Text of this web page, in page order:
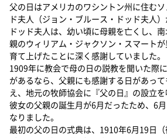
父の日はアメリカのワシントン州に住む
ド夫人（ジョン・ブルース・ドッド夫人）
ドッド夫人は、幼い頃に母親を亡くし、
親のウィリアム・ジャクソン・スマート
育て上げたことに深く感謝していました。
1909年に教会で母の日の説教を聞いた際
があるなら、父親にも感謝する日があっ
え、地元の牧師協会に『父の日』の設立を
彼女の父親の誕生月が6月だったため、6
なりました。
最初の父の日の式典は、1910年6月19日